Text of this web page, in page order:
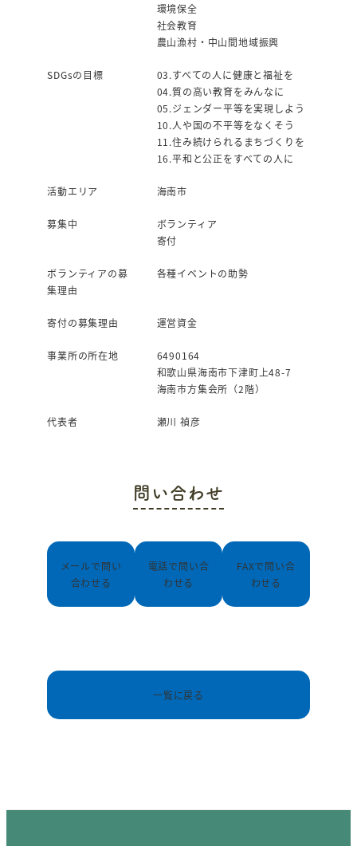
環境保全
社会教育
農山漁村・中山間地域振興
SDGsの目標
03.すべての人に健康と福祉を
04.質の高い教育をみんなに
05.ジェンダー平等を実現しよう
10.人や国の不平等をなくそう
11.住み続けられるまちづくりを
16.平和と公正をすべての人に
活動エリア 海南市
募集中
ボランティア
寄付
ボランティアの募
集理由
各種イベントの助勢
寄付の募集理由 運営資金
事業所の所在地
6490164
和歌山県海南市下津町上48-7
海南市方集会所（2階）
代表者 瀬川 禎彦
問い合わせ
メールで問い
合わせる
電話で問い合
わせる
FAXで問い合
わせる
一覧に戻る